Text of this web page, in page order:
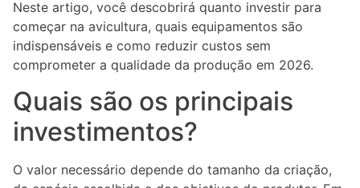
Neste artigo, você descobrirá quanto investir para
começar na avicultura, quais equipamentos são
indispensáveis e como reduzir custos sem
comprometer a qualidade da produção em 2026.
Quais são os principais
investimentos?
O valor necessário depende do tamanho da criação,